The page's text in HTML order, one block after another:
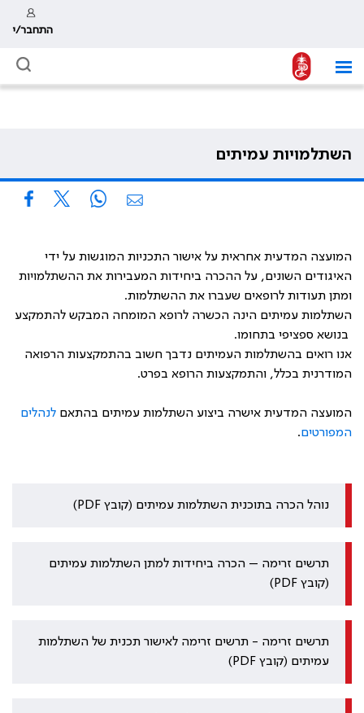
התחבר/י
השתלמויות עמיתים
המועצה המדעית אחראית על אישור התכניות המוגשות על ידי
האיגודים השונים, על ההכרה ביחידות המעבירות את ההשתלמויות
ומתן תעודות לרופאים שעברו את ההשתלמות.
השתלמות עמיתים הינה הכשרה לרופא המומחה המבקש להתמקצע
בנושא ספציפי בתחומו.
אנו רואים בהשתלמות העמיתים נדבך חשוב בהתמקצעות הרפואה
המודרנית בכלל, והתמקצעות הרופא בפרט.
המועצה המדעית אישרה ביצוע השתלמות עמיתים בהתאם לנהלים
המפורטים.
נוהל הכרה בתוכנית השתלמות עמיתים (קובץ PDF)
תרשים זרימה – הכרה ביחידות למתן השתלמות עמיתים
(קובץ PDF)
תרשים זרימה - תרשים זרימה לאישור תכנית של השתלמות
עמיתים (קובץ PDF)